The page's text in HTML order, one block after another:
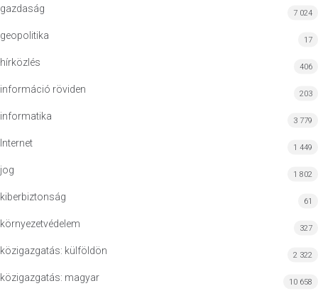
gazdaság 7 024
geopolitika 17
hírközlés 406
információ röviden 203
informatika 3 779
Internet 1 449
jog 1 802
kiberbiztonság 61
környezetvédelem 327
közigazgatás: külföldön 2 322
közigazgatás: magyar 10 658